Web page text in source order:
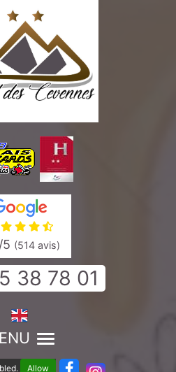
/5 (514 avis)
38 78 01
Allow